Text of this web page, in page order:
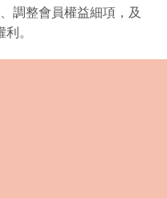
調整會員權益細項，及
。